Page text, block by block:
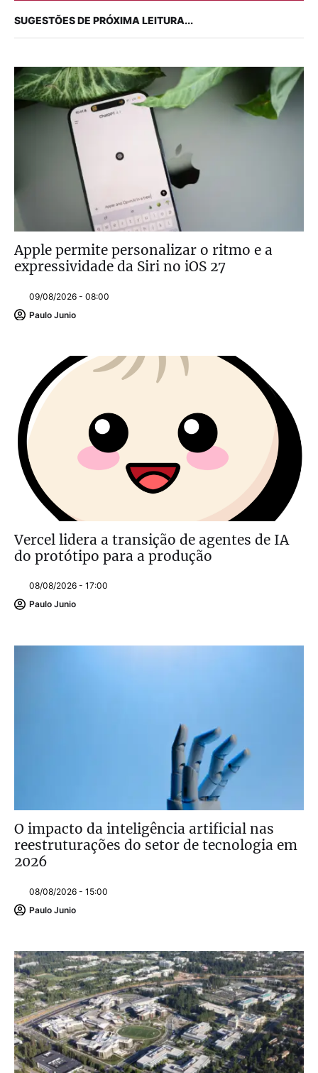
SUGESTÕES DE PRÓXIMA LEITURA...
Apple permite personalizar o ritmo e a
expressividade da Siri no iOS 27
09/08/2026 - 08:00
Paulo Junio
Vercel lidera a transição de agentes de IA
do protótipo para a produção
08/08/2026 - 17:00
Paulo Junio
O impacto da inteligência artificial nas
reestruturações do setor de tecnologia em
2026
08/08/2026 - 15:00
Paulo Junio